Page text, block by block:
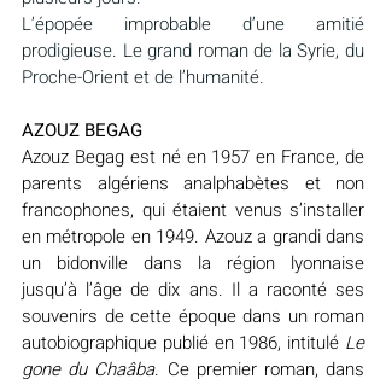
L’épopée improbable d’une amitié
prodigieuse. Le grand roman de la Syrie, du
Proche-Orient et de l’humanité.
AZOUZ BEGAG
Azouz Begag est né en 1957 en France, de
parents algériens analphabètes et non
francophones, qui étaient venus s’installer
en métropole en 1949. Azouz a grandi dans
un bidonville dans la région lyonnaise
jusqu’à l’âge de dix ans. Il a raconté ses
souvenirs de cette époque dans un roman
autobiographique publié en 1986, intitulé Le
gone du Chaâba. Ce premier roman, dans